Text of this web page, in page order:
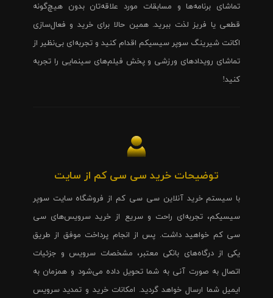
تماشای برنامه‌ها و مسابقات مورد علاقه‌تان بدون هیچ‌گونه
قطعی یا فریز لذت ببرید. همین حالا برای خرید و فعال‌سازی
اکانت شیرینگ سوپر سیسیکم اقدام کنید و تجربه‌ای بی‌نظیر از
تماشای رویدادهای ورزشی و پخش فیلم‌های سینمایی را تجربه
کنید!
توضیحات خرید سی سی کم از سایت
با سیستم خرید آنلاین سی سی کم از فروشگاه سایت سوپر
سیسیکم، تجربه‌ای راحت و سریع از خرید سرویس‌های سی
سی کم خواهید داشت. پس از انجام پرداخت موفق از طریق
یکی از درگاه‌های بانکی معتبر، مشخصات سرویس و جزئیات
اتصال به صورت آنی به شما تحویل داده می‌شود و همزمان به
ایمیل شما ارسال خواهد گردید. امکانات خرید و تمدید سرویس